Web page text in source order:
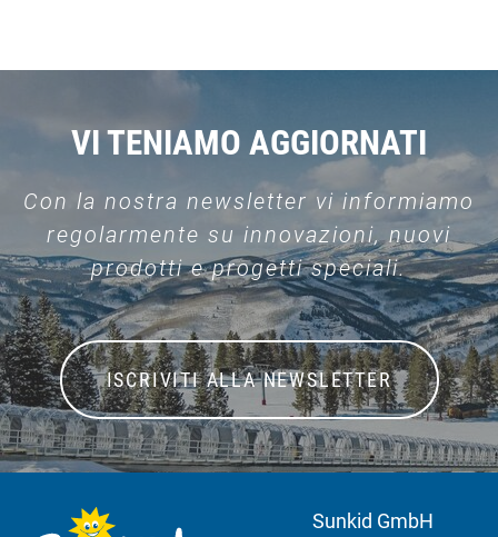
VI TENIAMO AGGIORNATI
Con la nostra newsletter vi informiamo
regolarmente su innovazioni, nuovi
prodotti e progetti speciali.
ISCRIVITI ALLA NEWSLETTER
Sunkid GmbH